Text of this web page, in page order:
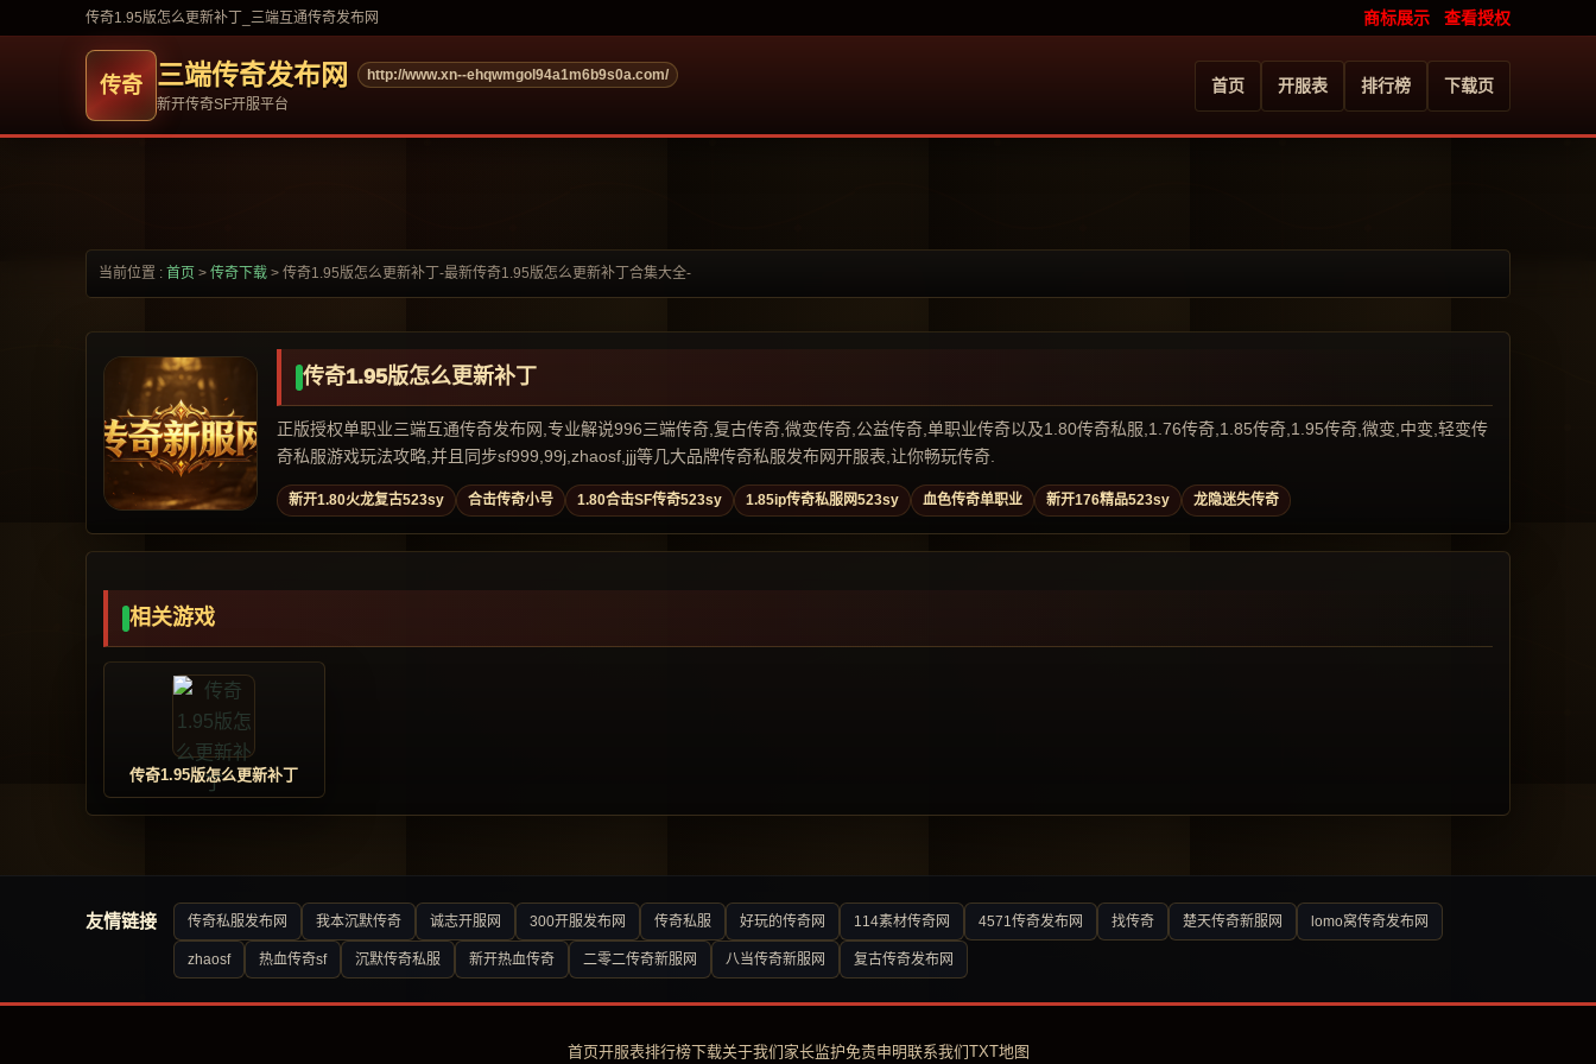
传奇1.95版怎么更新补丁_三端互通传奇发布网 商标展示 查看授权
三端传奇发布网
http://www.xn--ehqwmgol94a1m6b9s0a.com/
新开传奇SF开服平台
首页 开服表 排行榜 下载页
当前位置 : 首页 > 传奇下载 > 传奇1.95版怎么更新补丁-最新传奇1.95版怎么更新补丁合集大全-
传奇1.95版怎么更新补丁
正版授权单职业三端互通传奇发布网,专业解说996三端传奇,复古传奇,微变传奇,公益传奇,单职业传奇以及1.80传奇私服,1.76传奇,1.85传奇,1.95传奇,微变,中变,轻变传
奇私服游戏玩法攻略,并且同步sf999,99j,zhaosf,jjj等几大品牌传奇私服发布网开服表,让你畅玩传奇.
新开1.80火龙复古523sy 合击传奇小号 1.80合击SF传奇523sy 1.85ip传奇私服网523sy 血色传奇单职业 新开176精品523sy 龙隐迷失传奇
相关游戏
传奇1.95版怎么更新补丁
友情链接 传奇私服发布网 我本沉默传奇 诚志开服网 300开服发布网 传奇私服 好玩的传奇网 114素材传奇网 4571传奇发布网 找传奇 楚天传奇新服网 lomo窝传奇发布网
zhaosf 热血传奇sf 沉默传奇私服 新开热血传奇 二零二传奇新服网 八当传奇新服网 复古传奇发布网
首页开服表排行榜下载关于我们 家长监护免责申明联系我们TXT地图